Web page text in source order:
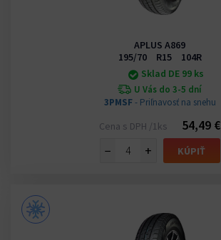
APLUS A869
195/70 R15 104R
Sklad DE 99 ks
U Vás do 3-5 dní
3PMSF- Priľnavosť na snehu
Cena s DPH /1ks
54,49 €
−
+ KÚPIŤ